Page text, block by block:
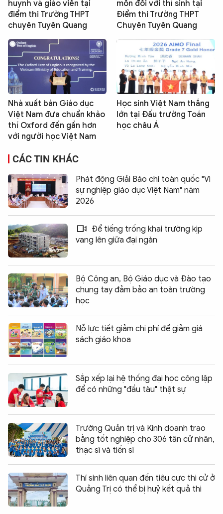
huynh và giáo viên tại
điểm thi Trường THPT
chuyên Tuyên Quang
môn đối với thí sinh tại
Điểm thi Trường THPT
Chuyên Tuyên Quang
Nhà xuất bản Giáo dục
Việt Nam đưa chuẩn khảo
thí Oxford đến gần hơn
với người học Việt Nam
Học sinh Việt Nam thắng
lớn tại Đấu trường Toán
học châu Á
CÁC TIN KHÁC
Phát động Giải Báo chí toàn quốc "Vì
sự nghiệp giáo dục Việt Nam" năm
2026
Để tiếng trống khai trường kịp
vang lên giữa đại ngàn
Bộ Công an, Bộ Giáo dục và Đào tạo
chung tay đảm bảo an toàn trường
học
Nỗ lực tiết giảm chi phí để giảm giá
sách giáo khoa
Sắp xếp lại hệ thống đại học công lập
để có những "đầu tàu" thật sự
Trường Quản trị và Kinh doanh trao
bằng tốt nghiệp cho 306 tân cử nhân,
thạc sĩ và tiến sĩ
Thí sinh liên quan đến tiêu cực thi cử ở
Quảng Trị có thể bị huỷ kết quả thi